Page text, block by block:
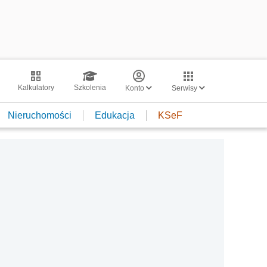
Kalkulatory Szkolenia Konto Serwisy
Nieruchomości Edukacja KSeF